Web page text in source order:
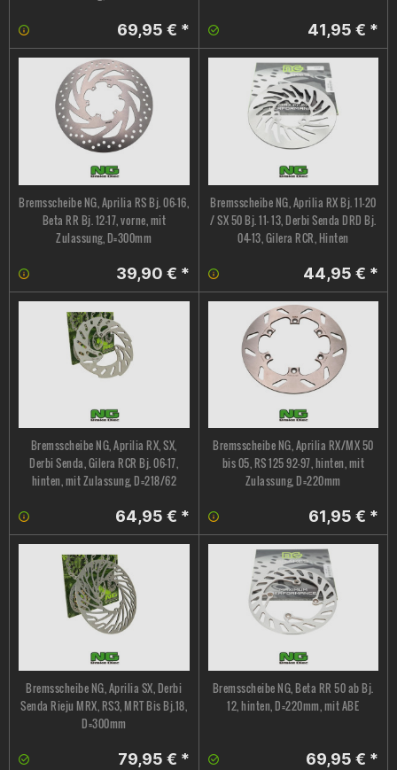
69,95 € * 41,95 € *
Bremsscheibe NG, Aprilia RS Bj. 06-16,
Beta RR Bj. 12-17, vorne, mit
Zulassung, D=300mm
39,90 € *
Bremsscheibe NG, Aprilia RX Bj. 11-20
/ SX 50 Bj. 11- 13, Derbi Senda DRD Bj.
04-13, Gilera RCR, Hinten
44,95 € *
Bremsscheibe NG, Aprilia RX, SX,
Derbi Senda, Gilera RCR Bj. 06-17,
hinten, mit Zulassung, D=218/62
64,95 € *
Bremsscheibe NG, Aprilia RX/MX 50
bis 05, RS 125 92-97, hinten, mit
Zulassung, D=220mm
61,95 € *
Bremsscheibe NG, Aprilia SX, Derbi
Senda Rieju MRX, RS3, MRT Bis Bj.18,
D=300mm
79,95 € *
Bremsscheibe NG, Beta RR 50 ab Bj.
12, hinten, D=220mm, mit ABE
69,95 € *